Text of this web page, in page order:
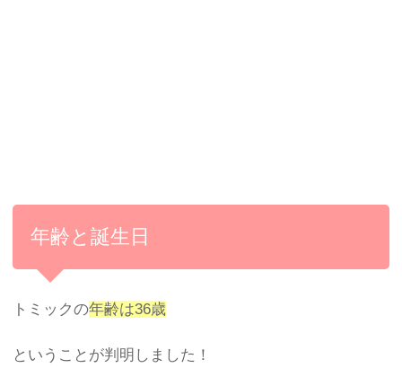
年齢と誕生日
トミックの年齢は36歳
ということが判明しました！